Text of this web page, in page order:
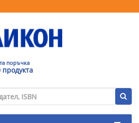
поръчка
продукта